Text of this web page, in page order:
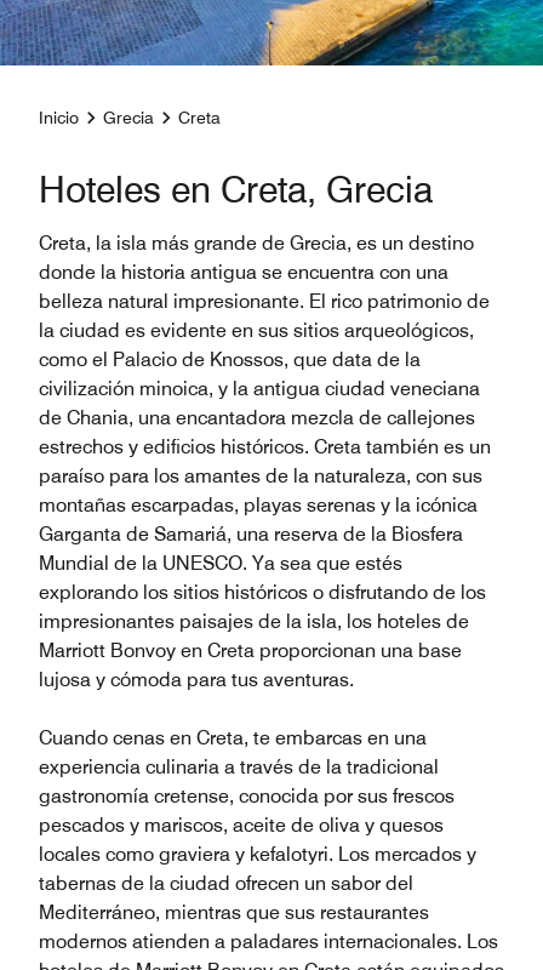
Inicio Grecia Creta
Hoteles en Creta, Grecia
Creta, la isla más grande de Grecia, es un destino
donde la historia antigua se encuentra con una
belleza natural impresionante. El rico patrimonio de
la ciudad es evidente en sus sitios arqueológicos,
como el Palacio de Knossos, que data de la
civilización minoica, y la antigua ciudad veneciana
de Chania, una encantadora mezcla de callejones
estrechos y edificios históricos. Creta también es un
paraíso para los amantes de la naturaleza, con sus
montañas escarpadas, playas serenas y la icónica
Garganta de Samariá, una reserva de la Biosfera
Mundial de la UNESCO. Ya sea que estés
explorando los sitios históricos o disfrutando de los
impresionantes paisajes de la isla, los hoteles de
Marriott Bonvoy en Creta proporcionan una base
lujosa y cómoda para tus aventuras.
Cuando cenas en Creta, te embarcas en una
experiencia culinaria a través de la tradicional
gastronomía cretense, conocida por sus frescos
pescados y mariscos, aceite de oliva y quesos
locales como graviera y kefalotyri. Los mercados y
tabernas de la ciudad ofrecen un sabor del
Mediterráneo, mientras que sus restaurantes
modernos atienden a paladares internacionales. Los